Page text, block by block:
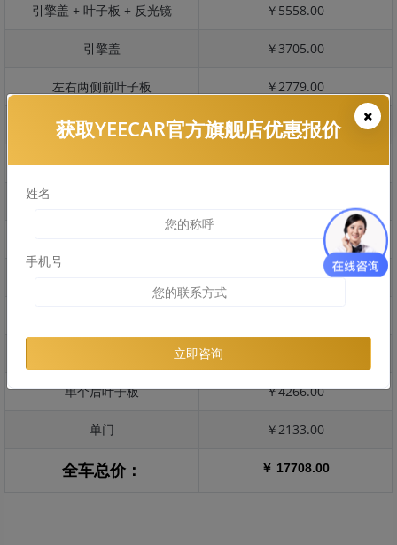
引擎盖 + 叶子板 + 反光镜 ￥5558.00
引擎盖 ￥3705.00
左右两侧前叶子板 ￥2779.00
反光镜 ￥555.00
后保险杠 ￥2258.00
￥1804.00
￥4170.00
单个后叶子板 ￥4266.00
单门 ￥2133.00
全车总价： ￥ 17708.00
获取YEECAR官方旗舰店优惠报价
姓名
手机号
立即咨询